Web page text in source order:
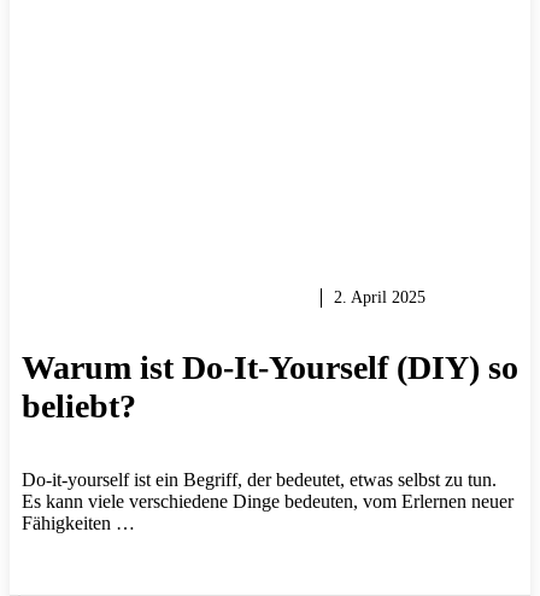
2. April 2025
Warum ist Do-It-Yourself (DIY) so
beliebt?
Do-it-yourself ist ein Begriff, der bedeutet, etwas selbst zu tun.
Es kann viele verschiedene Dinge bedeuten, vom Erlernen neuer
Fähigkeiten …